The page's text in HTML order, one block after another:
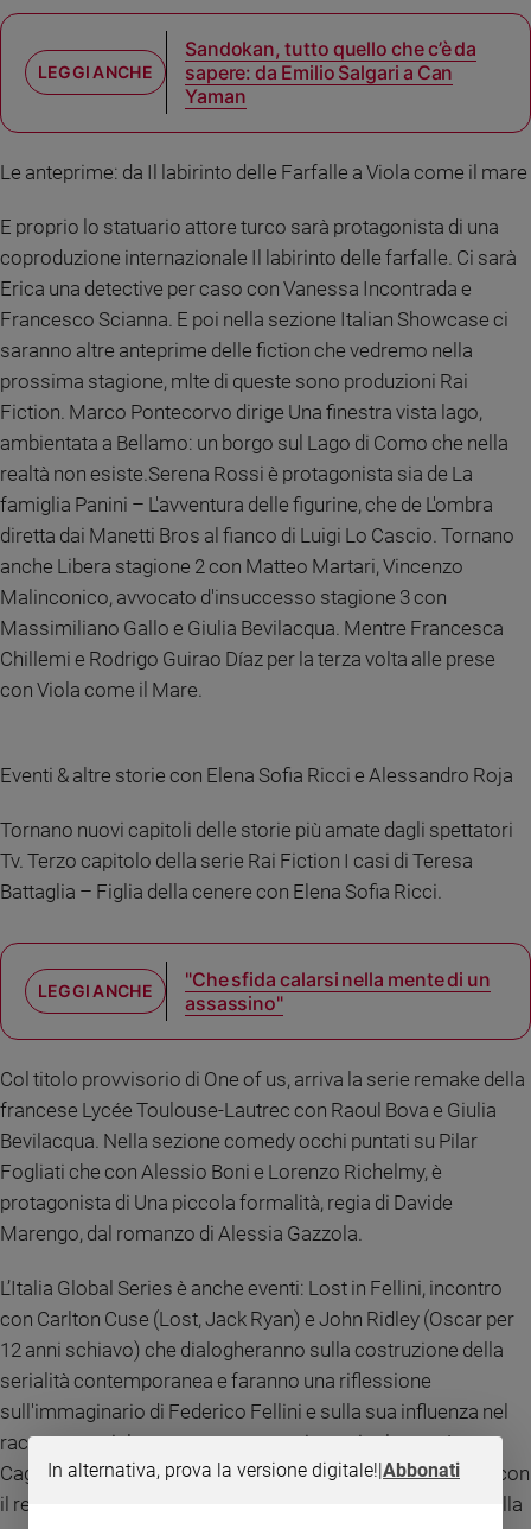
Adolescenza
Vai
Riflessioni
Podcast
Privacy
Policy
siamo
Contatti
Registrati
Redazione
Social
Sandokan, tutto quello che c’è da
sapere: da Emilio Salgari a Can
Yaman
Le anteprime: da Il labirinto delle Farfalle a Viola come il mare
E proprio lo statuario attore turco sarà protagonista di una
coproduzione internazionale Il labirinto delle farfalle. Ci sarà
Erica una detective per caso con Vanessa Incontrada e
Francesco Scianna. E poi nella sezione Italian Showcase ci
saranno altre anteprime delle fiction che vedremo nella
prossima stagione, mlte di queste sono produzioni Rai
Fiction. Marco Pontecorvo dirige Una finestra vista lago,
ambientata a Bellamo: un borgo sul Lago di Como che nella
realtà non esiste.Serena Rossi è protagonista sia de La
famiglia Panini – L'avventura delle figurine, che de L'ombra
diretta dai Manetti Bros al fianco di Luigi Lo Cascio. Tornano
anche Libera stagione 2 con Matteo Martari, Vincenzo
Malinconico, avvocato d'insuccesso stagione 3 con
Massimiliano Gallo e Giulia Bevilacqua. Mentre Francesca
Chillemi e Rodrigo Guirao Díaz per la terza volta alle prese
con Viola come il Mare.
Eventi & altre storie con Elena Sofia Ricci e Alessandro Roja
Tornano nuovi capitoli delle storie più amate dagli spettatori
Tv. Terzo capitolo della serie Rai Fiction I casi di Teresa
Battaglia – Figlia della cenere con Elena Sofia Ricci.
"Che sfida calarsi nella mente di un
assassino"
Col titolo provvisorio di One of us, arriva la serie remake della
francese Lycée Toulouse-Lautrec con Raoul Bova e Giulia
Bevilacqua. Nella sezione comedy occhi puntati su Pilar
Fogliati che con Alessio Boni e Lorenzo Richelmy, è
protagonista di Una piccola formalità, regia di Davide
Marengo, dal romanzo di Alessia Gazzola.
L’Italia Global Series è anche eventi: Lost in Fellini, incontro
con Carlton Cuse (Lost, Jack Ryan) e John Ridley (Oscar per
12 anni schiavo) che dialogheranno sulla costruzione della
serialità contemporanea e faranno una riflessione
sull'immaginario di Federico Fellini e sulla sua influenza nel
racconto seriale contemporaneo e in particolare su Lost.
Cagnàz: Rimini in Crime sarà una conversazione speciale con
il regista Alessandro Roia per raccontare la lavorazione della
In alternativa, prova la versione digitale!|Abbonati